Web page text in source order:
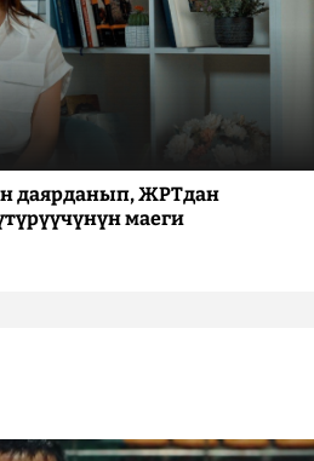
даярданып, ЖРТдан
маеги